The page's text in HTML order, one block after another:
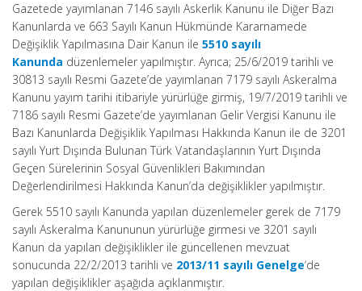
Gazetede yayımlanan 7146 sayılı Askerlik Kanunu ile Diğer Bazı
Kanunlarda ve 663 Sayılı Kanun Hükmünde Kararnamede
Değişiklik Yapılmasına Dair Kanun ile 5510 sayılı
Kanunda düzenlemeler yapılmıştır. Ayrıca; 25/6/2019 tarihli ve
30813 sayılı Resmi Gazete’de yayımlanan 7179 sayılı Askeralma
Kanunu yayım tarihi itibariyle yürürlüğe girmiş, 19/7/2019 tarihli ve
7186 sayılı Resmi Gazete’de yayımlanan Gelir Vergisi Kanunu ile
Bazı Kanunlarda Değişiklik Yapılması Hakkında Kanun ile de 3201
sayılı Yurt Dışında Bulunan Türk Vatandaşlarının Yurt Dışında
Geçen Sürelerinin Sosyal Güvenlikleri Bakımından
Değerlendirilmesi Hakkında Kanun’da değişiklikler yapılmıştır.
Gerek 5510 sayılı Kanunda yapılan düzenlemeler gerek de 7179
sayılı Askeralma Kanununun yürürlüğe girmesi ve 3201 sayılı
Kanun da yapılan değişiklikler ile güncellenen mevzuat
sonucunda 22/2/2013 tarihli ve 2013/11 sayılı Genelge‘de
yapılan değişiklikler aşağıda açıklanmıştır.